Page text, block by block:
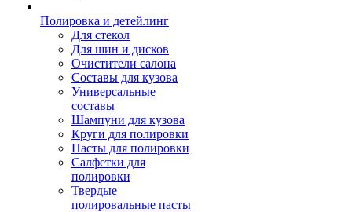
Полировка и детейлинг
Для стекол
Для шин и дисков
Очистители салона
Составы для кузова
Универсальные
составы
Шампуни для кузова
Круги для полировки
Пасты для полировки
Салфетки для
полировки
Твердые
полировальные пасты